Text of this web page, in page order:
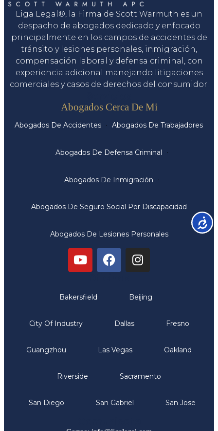
Liga Legal®, la Firma de Scott Warmuth es un
despacho de abogados dedicado y enfocado
principalmente en los campos de accidentes de
tránsito y lesiones personales, inmigración,
compensación laboral y defensa criminal, con
experiencia adicional manejando litigaciones
comerciales y casos de derechos del consumidor.
Abogados Cerca De Mi
Abogados De Accidentes Abogados De Trabajadores
Abogados De Defensa Criminal
Abogados De Inmigración
Abogados De Seguro Social Por Discapacidad
Abogados De Lesiones Personales
Bakersfield Beijing
City Of Industry Dallas Fresno
Guangzhou Las Vegas Oakland
Riverside Sacramento
San Diego San Gabriel San Jose